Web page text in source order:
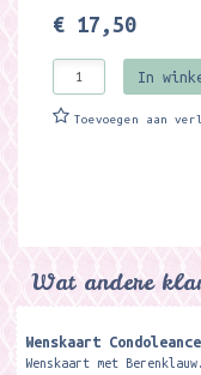
€ 17,50
In
Toevoegen aan
Wat andere
Wenskaart
Wenskaart met